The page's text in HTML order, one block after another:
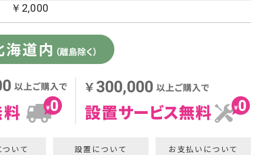
￥ 2,000
いて 設置について お支払いについて